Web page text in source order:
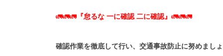
🚛🚛🚛 『怠るな 一に確認 二に確認』 🚛🚛🚛
確認作業を徹底して行い、交通事故防止に努めまし